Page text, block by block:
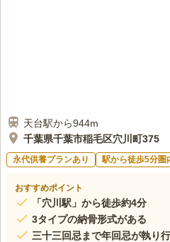
天台駅から944m
千葉県千葉市稲毛区穴川町375
永代供養プランあり 駅から徒歩5分圏
おすすめポイント
「穴川駅」から徒歩約4分
3タイプの納骨形式がある
三十三回忌まで年回忌が執り